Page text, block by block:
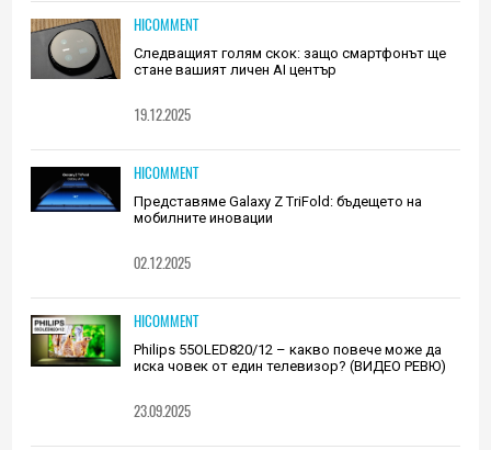
HICOMMENT
Следващият голям скок: защо смартфонът ще
стане вашият личен AI център
19.12.2025
HICOMMENT
Представяме Galaxy Z TriFold: бъдещето на
мобилните иновации
02.12.2025
HICOMMENT
Philips 55OLED820/12 – какво повече може да
иска човек от един телевизор? (ВИДЕО РЕВЮ)
23.09.2025